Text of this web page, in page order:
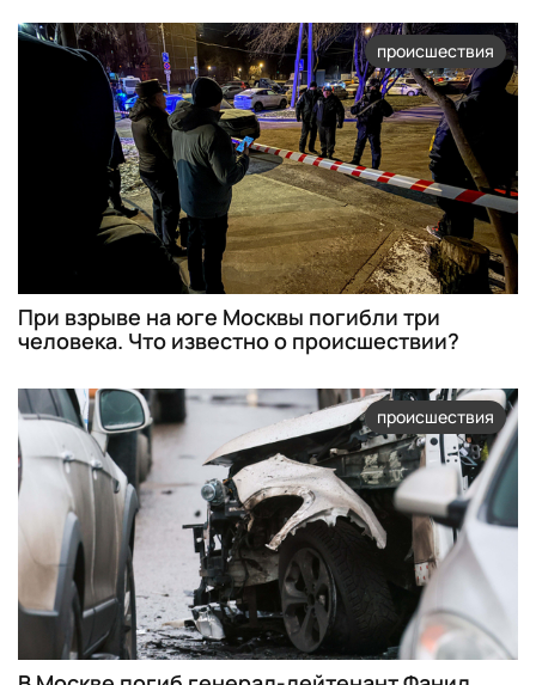
происшествия
При взрыве на юге Москвы погибли три
человека. Что известно о происшествии?
происшествия